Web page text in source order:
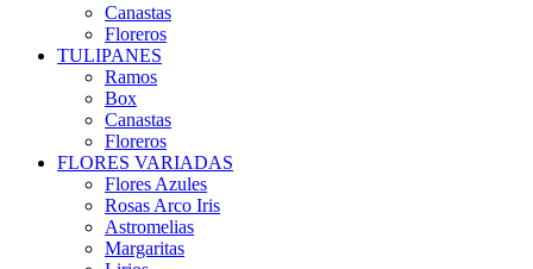
Canastas
Floreros
TULIPANES
Ramos
Box
Canastas
Floreros
FLORES VARIADAS
Flores Azules
Rosas Arco Iris
Astromelias
Margaritas